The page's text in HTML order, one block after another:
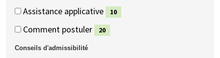
(60Assistance applicative
(10
10
Comment postuler
(20
20
Conseils d'admissibilité